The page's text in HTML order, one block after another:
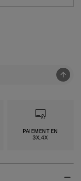
PAIEMENT EN
3X,4X